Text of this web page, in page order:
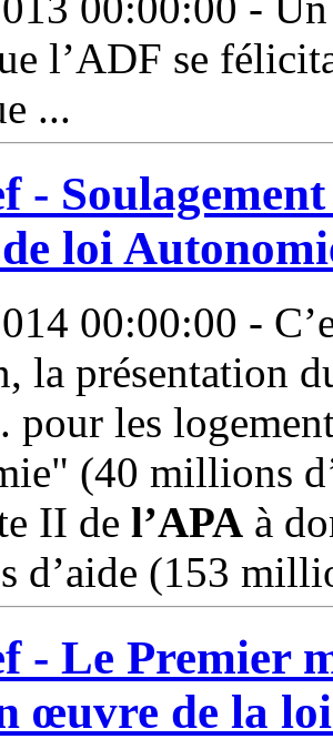
l’ADF se
...
-
loi
00:00:00 -
la présentation
pour les
(40 millions
II de l’APA à
d’aide (153
- Le Premier
œuvre de la